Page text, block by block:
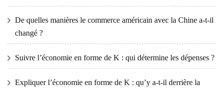
De quelles manières le commerce américain avec la Chine a-t-il
changé ?
Suivre l’économie en forme de K : qui détermine les dépenses ?
Expliquer l’économie en forme de K : qu’y a-t-il derrière la